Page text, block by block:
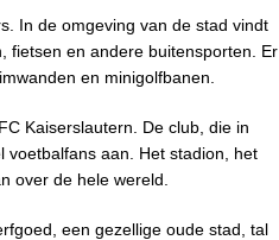
In de omgeving van de stad vindt
fietsen en andere buitensporten. Er
en minigolfbanen.
Kaiserslautern. De club, die in
voetbalfans aan. Het stadion, het
over de hele wereld.
een gezellige oude stad, tal